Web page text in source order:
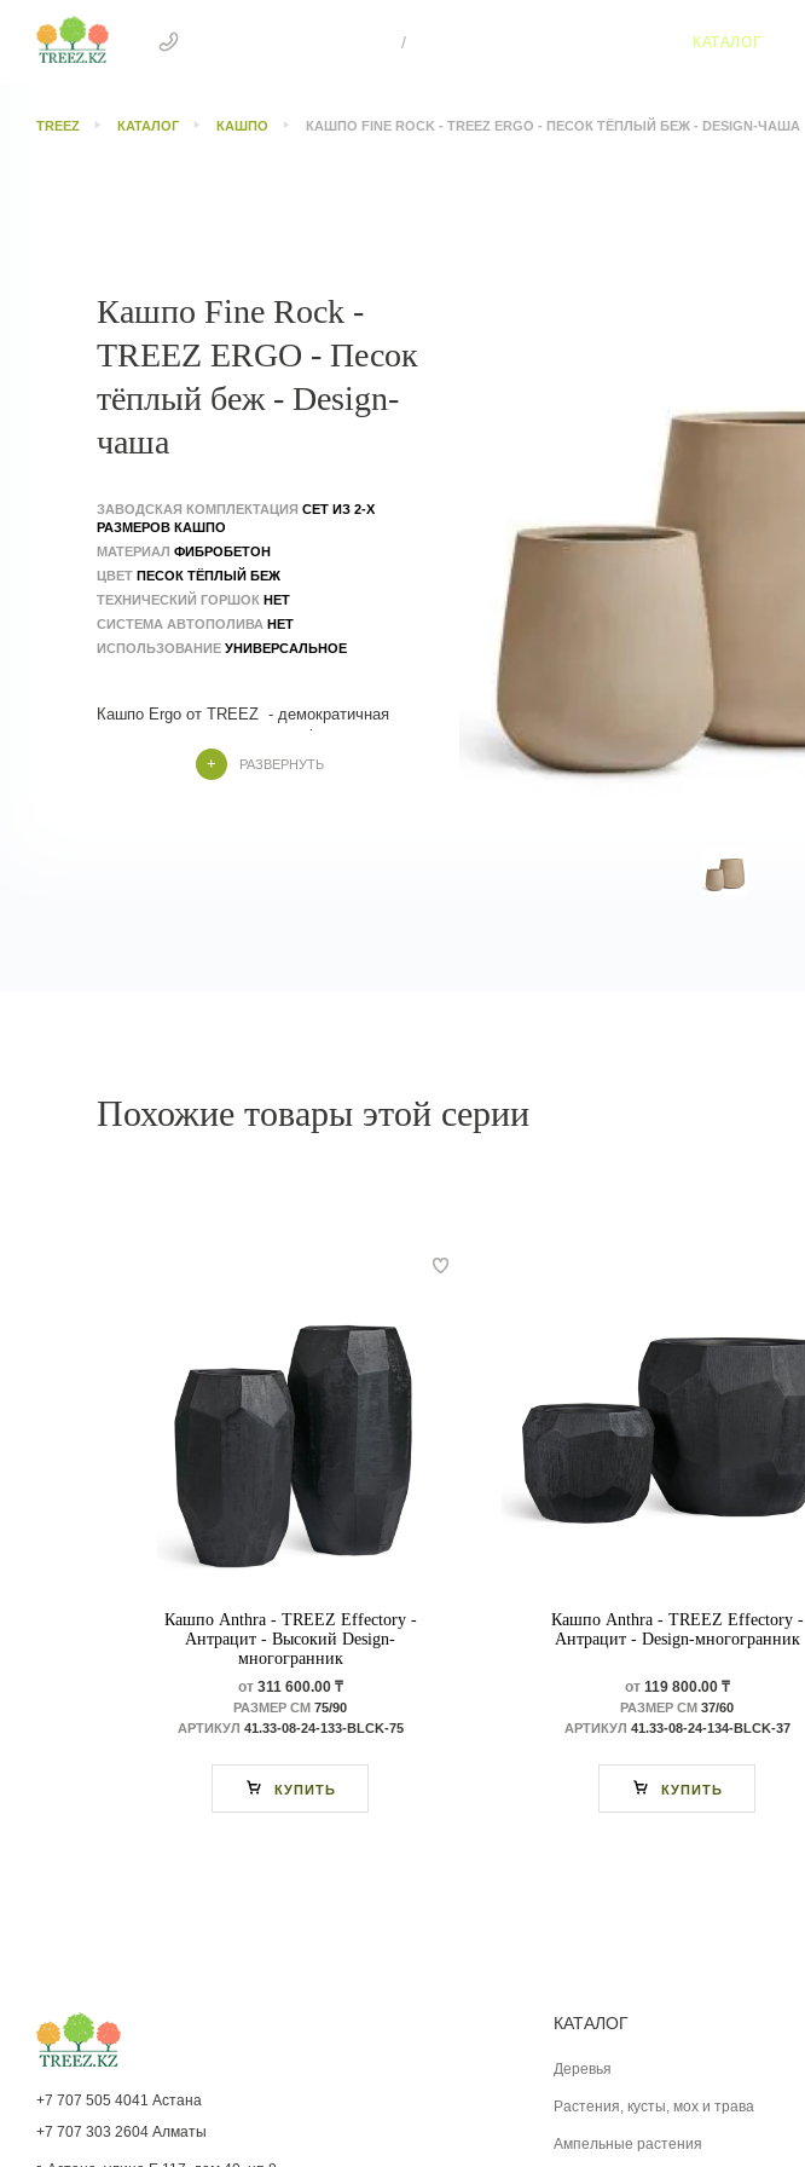
/ КАТАЛОГ
TREEZ КАТАЛОГ КАШПО КАШПО FINE ROCK - TREEZ ERGO - ПЕСОК ТЁПЛЫЙ БЕЖ - DESIGN-ЧАША
Кашпо Fine Rock -
TREEZ ERGO - Песок
тёплый беж - Design-
чаша
ЗАВОДСКАЯ КОМПЛЕКТАЦИЯ СЕТ ИЗ 2-Х
РАЗМЕРОВ КАШПО
МАТЕРИАЛ ФИБРОБЕТОН
ЦВЕТ ПЕСОК ТЁПЛЫЙ БЕЖ
ТЕХНИЧЕСКИЙ ГОРШОК НЕТ
СИСТЕМА АВТОПОЛИВА НЕТ
ИСПОЛЬЗОВАНИЕ УНИВЕРСАЛЬНОЕ
Кашпо Ergo от TREEZ - демократичная
коллекция, современная по форме и стилю
. Кашпо Treez изготовлены из композитных
материалов , в составе которых
РАЗВЕРНУТЬ
Похожие товары этой серии
Кашпо Anthra - TREEZ Effectory -
Антрацит - Высокий Design-
многогранник
от311 600.00 ₸
РАЗМЕР СМ 75/90
АРТИКУЛ 41.33-08-24-133-BLCK-75
КУПИТЬ
Кашпо Anthra - TREEZ Effectory -
Антрацит - Design-многогранник
от119 800.00 ₸
РАЗМЕР СМ 37/60
АРТИКУЛ 41.33-08-24-134-BLCK-37
КУПИТЬ
КАТАЛОГ
Деревья
Растения, кусты, мох и трава
Ампельные растения
+7 707 505 4041 Астана
+7 707 303 2604 Алматы